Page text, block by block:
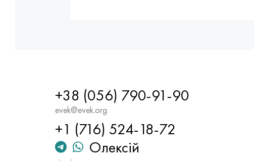
+38 (056) 790-91-90
evek@evek.org
+1 (716) 524-18-72
Олексій